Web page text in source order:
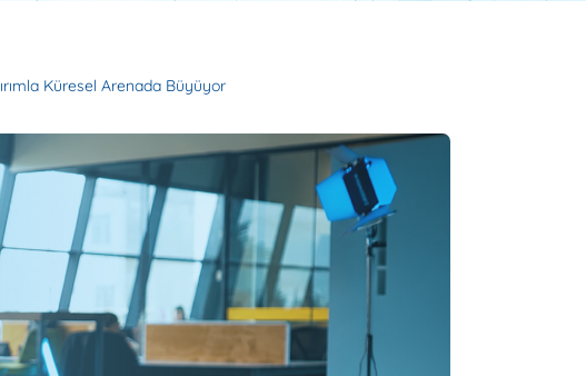
Küresel Arenada Büyüyor